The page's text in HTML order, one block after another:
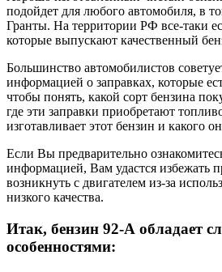
подойдет для любого автомобиля, в
Гранты. На территории РФ все-таки
которые выпускают качественный
Большинство автомобилистов
информацией о заправках, которые
чтобы понять, какой сорт бензина
где эти заправки приобретают
изготавливает этот бензин и какого
Если Вы предварительно
информацией, Вам удастся избежать
возникнуть с двигателем из-за
низкого качества.
Итак, бензин 92-А обладает
особенностями: